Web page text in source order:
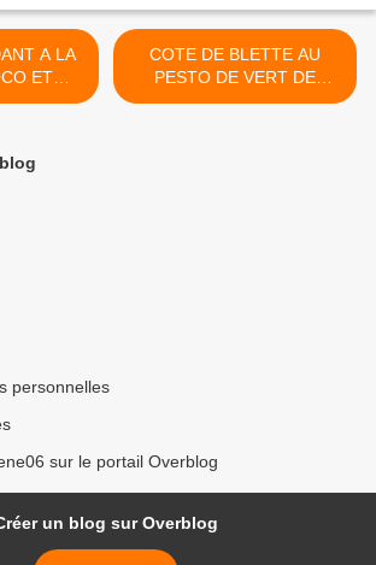
ET
COTE DE BLETTE AU
PESTO DE VERT DE
BLETTE >
personnelles
sur le portail Overblog
un blog sur Overblog